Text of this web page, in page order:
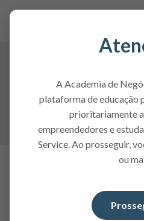
A Academia de
plataforma de educação
prioritariamente
empreendedores e
Service. Ao prosseguir,
ou
Cursos da
Uma seleção de cursos
crescimento técnico e
panificação e no food service.
Conteúdo
Confira as matérias mais